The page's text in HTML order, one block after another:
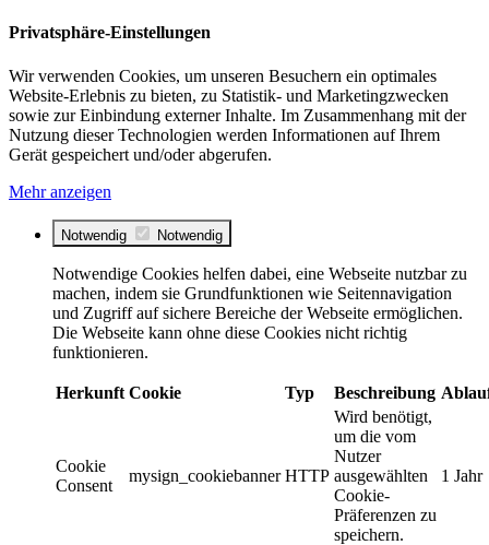
Privatsphäre-Einstellungen
Wir verwenden Cookies, um unseren Besuchern ein optimales
Website-Erlebnis zu bieten, zu Statistik- und Marketingzwecken
sowie zur Einbindung externer Inhalte. Im Zusammenhang mit der
Nutzung dieser Technologien werden Informationen auf Ihrem
Gerät gespeichert und/oder abgerufen.
Mehr anzeigen
Notwendig Notwendig
Notwendige Cookies helfen dabei, eine Webseite nutzbar zu
machen, indem sie Grundfunktionen wie Seitennavigation
und Zugriff auf sichere Bereiche der Webseite ermöglichen.
Die Webseite kann ohne diese Cookies nicht richtig
funktionieren.
Herkunft Cookie Typ Beschreibung
Cookie
Consent
mysign_cookiebanner HTTP
Wird benötigt,
um die vom
Nutzer
ausgewählten
Cookie-
Präferenzen zu
speichern.
1 Jahr